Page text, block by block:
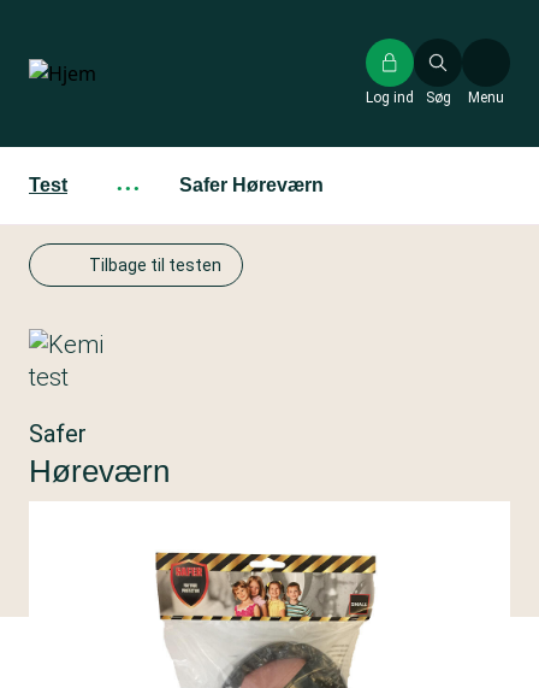
hovedindhold
Søg
Log ind Menu
Test ··· Safer Høreværn
Tilbage til testen
Safer
Høreværn